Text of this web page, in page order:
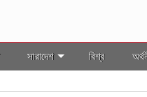
সারাদেশ বিশ্ব